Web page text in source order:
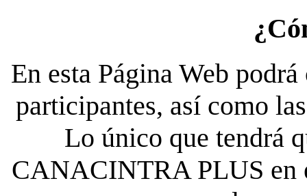
En esta Página Web
participantes, así como
Lo único que tendrá
CANACINTRA PLUS en